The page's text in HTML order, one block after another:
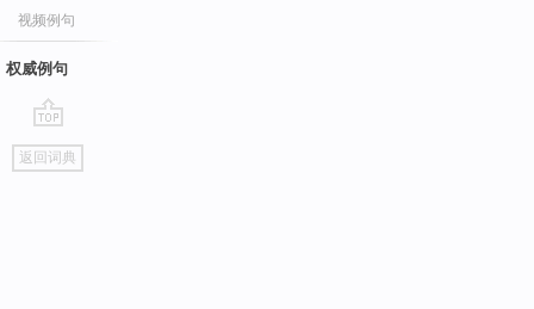
视频例句
权威例句
go
top
返回词典